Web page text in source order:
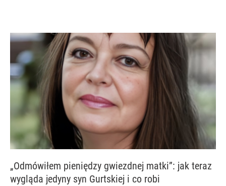
„Odmówiłem pieniędzy gwiezdnej matki”: jak teraz
wygląda jedyny syn Gurtskiej i co robi